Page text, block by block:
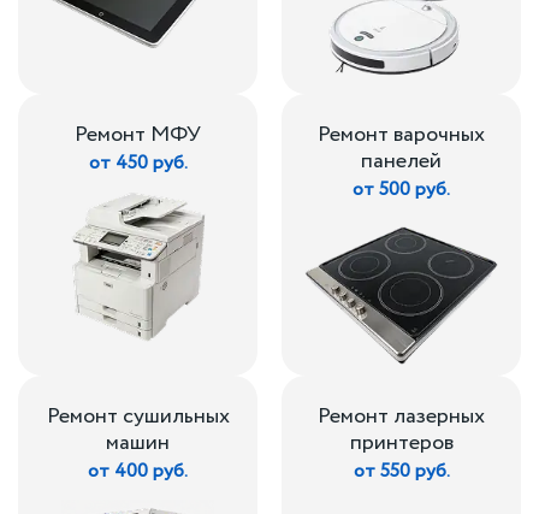
Ремонт МФУ
от 450 руб.
Ремонт варочных
панелей
от 500 руб.
Ремонт сушильных
машин
от 400 руб.
Ремонт лазерных
принтеров
от 550 руб.